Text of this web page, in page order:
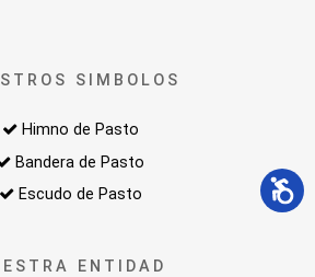
SIMBOLOS
Himno de Pasto
Bandera de Pasto
Escudo de Pasto
ENTIDAD